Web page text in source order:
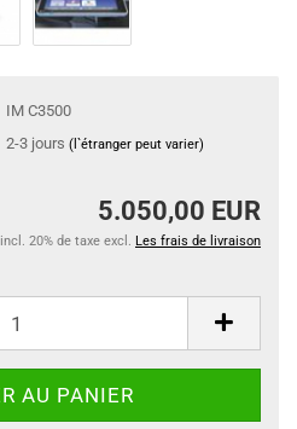
IM C3500
2-3 jours (l`étranger peut varier)
5.050,00 EUR
incl. 20% de taxe excl. Les frais de livraison